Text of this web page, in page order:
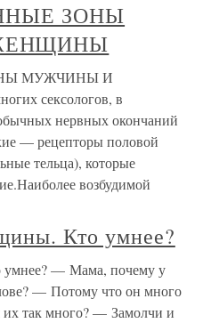
ЗОНЫ
МУЖЧИНЫ И
сексологов, в
нервных окончаний
— рецепторы половой
тельца), которые
возбудимой
Кто умнее?
— Мама, почему у
— Потому что он много
так много? — Замолчи и